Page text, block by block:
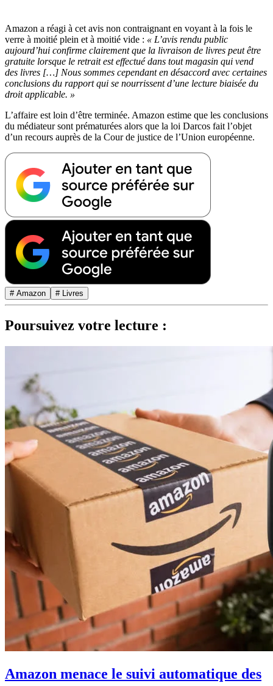
Amazon a réagi à cet avis non contraignant en voyant à la fois le
verre à moitié plein et à moitié vide : « L’avis rendu public
aujourd’hui confirme clairement que la livraison de livres peut être
gratuite lorsque le retrait est effectué dans tout magasin qui vend
des livres […] Nous sommes cependant en désaccord avec certaines
conclusions du rapport qui se nourrissent d’une lecture biaisée du
droit applicable. »
L’affaire est loin d’être terminée. Amazon estime que les conclusions
du médiateur sont prématurées alors que la loi Darcos fait l’objet
d’un recours auprès de la Cour de justice de l’Union européenne.
# Amazon # Livres
Poursuivez votre lecture :
Amazon menace le suivi automatique des